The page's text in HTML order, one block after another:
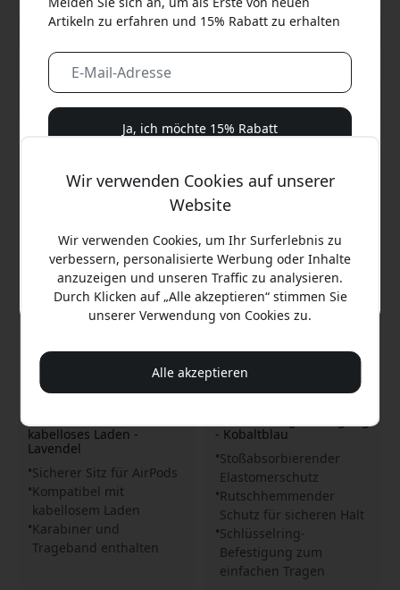
KeyBudz Elevate Series
Hülle für AirPods Pro Gen
3 mit Karabinerhaken,
kabelloses Laden -
Lavendel
Sicherer Sitz für AirPods
Kompatibel mit
kabellosem Laden
Karabiner und
Trageband enthalten
Schlüsselanhänger für
AirPods der 4. Generation
- Kobaltblau
Stoßabsorbierender
Elastomerschutz
Rutschhemmender
Schutz für sicheren Halt
Schlüsselring-
Befestigung zum
einfachen Tragen
Wir verwenden Cookies auf unserer
Website
Wir verwenden Cookies, um Ihr Surferlebnis zu
verbessern, personalisierte Werbung oder Inhalte
anzuzeigen und unseren Traffic zu analysieren.
Durch Klicken auf „Alle akzeptieren“ stimmen Sie
unserer Verwendung von Cookies zu.
Alle akzeptieren
Artikeln zu erfahren und 15% Rabatt zu erhalten
Ja, ich möchte 15% Rabatt
Wir werden Ihnen niemals Spam schicken. Wenn Sie sich
Bildungsreihen und Sonderangeboten zu.
Nein, ich zahle lieber den vollen Preis.